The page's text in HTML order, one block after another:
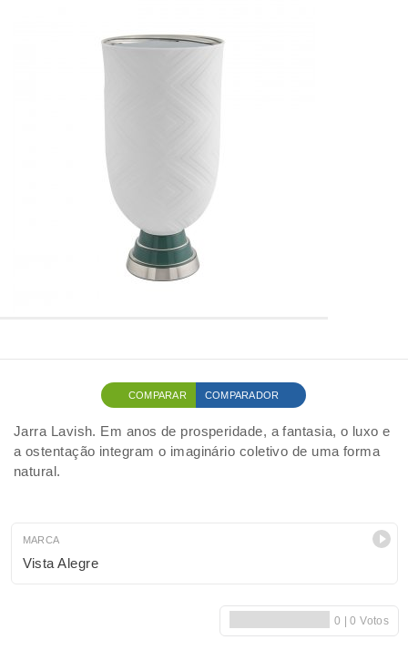
COMPARAR COMPARADOR
Jarra Lavish. Em anos de prosperidade, a fantasia, o luxo e
a ostentação integram o imaginário coletivo de uma forma
natural.
MARCA
Vista Alegre